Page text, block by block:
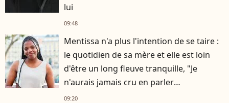
lui
09:48
Mentissa n'a plus l'intention de se taire :
le quotidien de sa mère et elle est loin
d'être un long fleuve tranquille, "Je
n'aurais jamais cru en parler
publiquement"
09:20